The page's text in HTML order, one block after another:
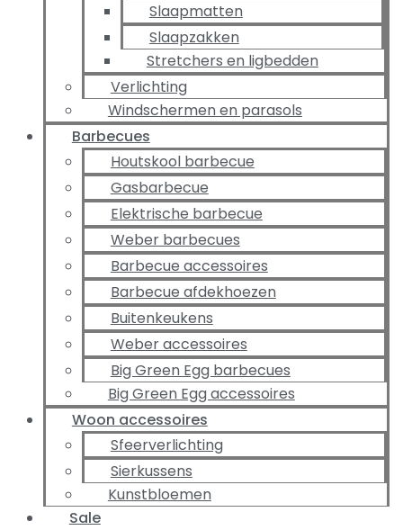
Slaapmatten
Slaapzakken
Stretchers en ligbedden
Verlichting
Windschermen en parasols
Barbecues
Houtskool barbecue
Gasbarbecue
Elektrische barbecue
Weber barbecues
Barbecue accessoires
Barbecue afdekhoezen
Buitenkeukens
Weber accessoires
Big Green Egg barbecues
Big Green Egg accessoires
Woon accessoires
Sfeerverlichting
Sierkussens
Kunstbloemen
Sale